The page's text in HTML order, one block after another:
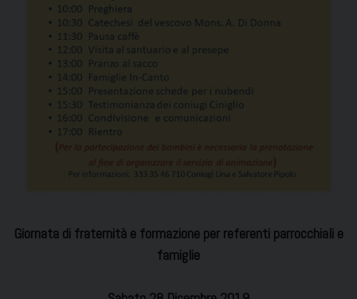
Giornata di fraternità e formazione per referenti parrocchiali e
famiglie